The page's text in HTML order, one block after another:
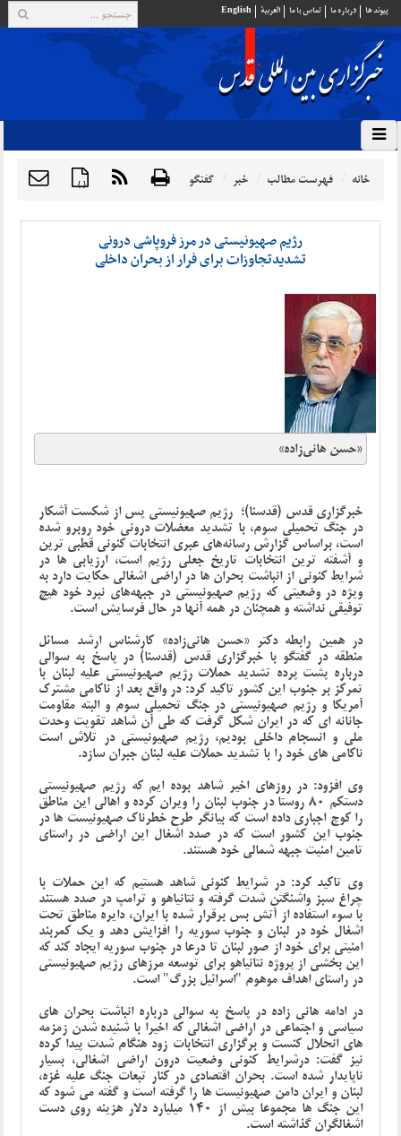
پيوند ها درباره ما تماس با ما العربية English
{ } خانه فهرست مطالب خبر گفتگو
رژیم صهیونیستی در مرز فروپاشی درونی
تشدیدتجاوزات برای فرار از بحران داخلی
«حسن هانی‌زاده»
خبرگزاری قدس (قدسنا)؛ رژیم صهیونیستی پس‌ از شکست آشکار
در جنگ تحمیلی سوم، با تشدید معضلات درونی خود روبرو شده
است، براساس گزارش رسانه‌های عبری انتخابات کنونی قطبی ترین
و آشفته ترین انتخابات تاریخ جعلی رژیم است، ارزیابی ها در
شرایط کنونی از انباشت بحران ها در اراضی اشغالی حکایت دارد به
ویژه در وضعیتی که رژیم صهیونیستی در جبهه‌های نبرد خود هیچ
توفیقی نداشته و همچنان در همه آنها در حال فرسایش است.
در همین رابطه دکتر«حسن هانی‌زاده» کارشناس ارشد مسائل
منطقه در گفتگو با خبرگزاری قدس (قدسنا) در پاسخ به سوالی
درباره پشت پرده تشدید حملات رژیم صهیونیستی علیه لبنان با
تمرکز بر جنوب این کشور تاکید کرد: در واقع بعد از ناکامی مشترک
آمریکا و رژیم صهیونیستی در جنگ تحمیلی سوم و البته مقاومت
جانانه ای که در ایران شکل گرفت که طی آن شاهد تقویت وحدت
ملی و انسجام داخلی بودیم، رژیم صهیونیستی در تلاش است
ناکامی های خود را با تشدید حملات علیه لبنان جبران سازد.
وی افزود: در روزهای اخیر شاهد بوده ایم که رژیم صهیونیستی
دستکم 80 روستا در جنوب لبنان را ویران کرده و اهالی این مناطق
را کوچ اجباری داده است که بیانگر طرح خطرناک صهیونیست ها در
جنوب این کشور است که در صدد اشغال این اراضی در راستای
تامین امنیت جبهه شمالی خود هستند.
وی تاکید کرد: در شرایط کنونی شاهد هستیم که این حملات با
چراغ سبز واشنگتن شدت گرفته و نتانیاهو و ترامپ در صدد هستند
با سوء استفاده از آتش بس برقرار شده با ایران، دایره مناطق تحت
اشغال خود در لبنان و جنوب سوریه را افزایش دهد و یک کمربند
امنیتی برای خود از صور لبنان تا درعا در جنوب سوریه ایجاد کند که
این بخشی از پروژه نتانیاهو برای توسعه مرزهای رژیم صهیونیستی
در راستای اهداف موهوم "اسرائیل بزرگ" است.
در ادامه هانی زاده در پاسخ به سوالی درباره انباشت بحران های
سیاسی و اجتماعی در اراضی اشغالی که اخیرا با شنیده شدن زمزمه
های انحلال کنست و برگزاری انتخابات زود هنگام شدت پیدا کرده
نیز گفت: درشرایط کنونی وضعیت درون اراضی اشغالی، بسیار
ناپایدار شده است. بحران اقتصادی در کنار تبعات جنگ علیه غزه،
لبنان و ایران دامن صهیونیست ها را گرفته است و گفته می شود که
این جنگ ها مجموعا بیش از 140 میلیارد دلار هزینه روی دست
اشغالگران گذاشته است.